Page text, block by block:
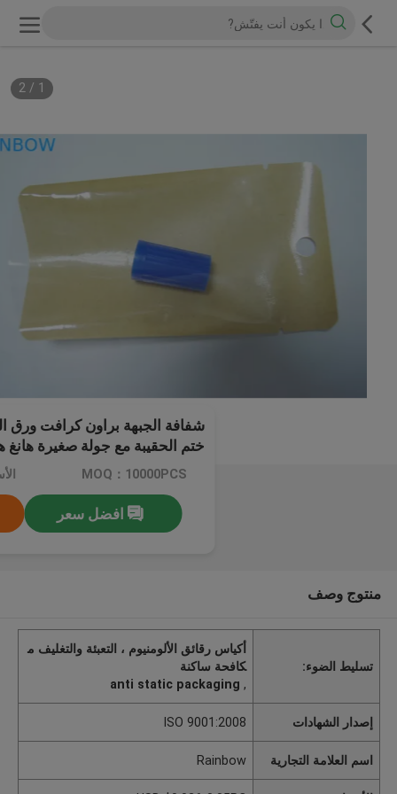
1
/
2
شفافة الجبهة براون كرافت ورق
ختم الحقيبة مع جولة صغيرة هانغ
MOQ：10000PCS
افضل سعر
منتوج وصف
تسليط الضوء:
أكياس رقائق الألومنيوم ، التعبئة والتغليف م
كافحة ساكنة
,
anti static packaging
إصدار الشهادات ISO 9001:2008
اسم العلامة التجارية Rainbow